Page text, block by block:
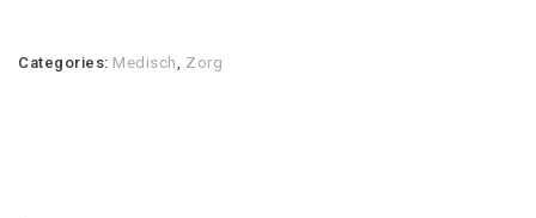
Categories: Medisch, Zorg